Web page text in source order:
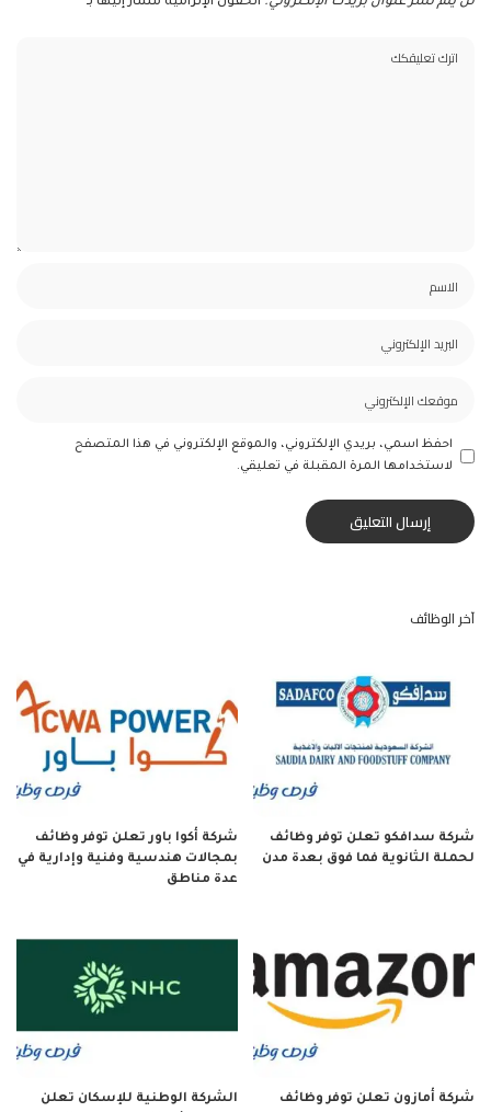
احفظ اسمي، بريدي الإلكتروني، والموقع الإلكتروني في هذا المتصفح
لاستخدامها المرة المقبلة في تعليقي.
آخر الوظائف
شركة سدافكو تعلن توفر وظائف
لحملة الثانوية فما فوق بعدة مدن
شركة أكوا باور تعلن توفر وظائف
بمجالات هندسية وفنية وإدارية في
عدة مناطق
شركة أمازون تعلن توفر وظائف
الشركة الوطنية للإسكان تعلن